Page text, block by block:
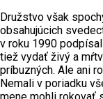
Družstvo však
obsahujúcich
v roku 1990
tiež vydať živý a
príbuzných. Ale ani
Nemali v poriadku